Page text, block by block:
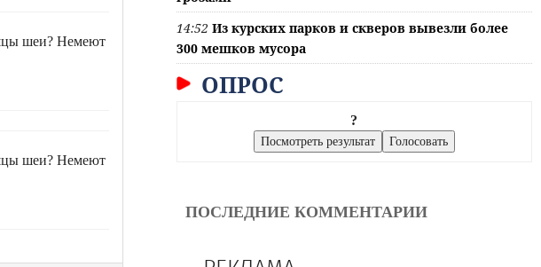
шеи? Немеют
шеи? Немеют
14:52 Из курских парков и скверов вывезли более
300 мешков мусора
ОПРОС
?
ПОСЛЕДНИЕ КОММЕНТАРИИ